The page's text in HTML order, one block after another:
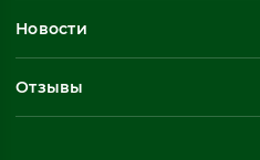
Профессиональное обучение
Все
Новости
Отзывы